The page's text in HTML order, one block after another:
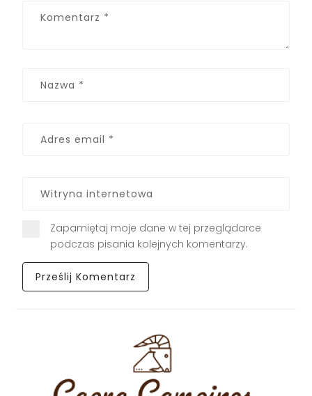
Zapamiętaj moje dane w tej przeglądarce
podczas pisania kolejnych komentarzy.